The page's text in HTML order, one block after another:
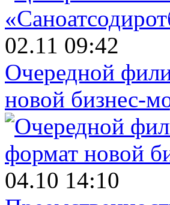
02.11 09:42
Очередной
новой бизнес-
04.10 14:10